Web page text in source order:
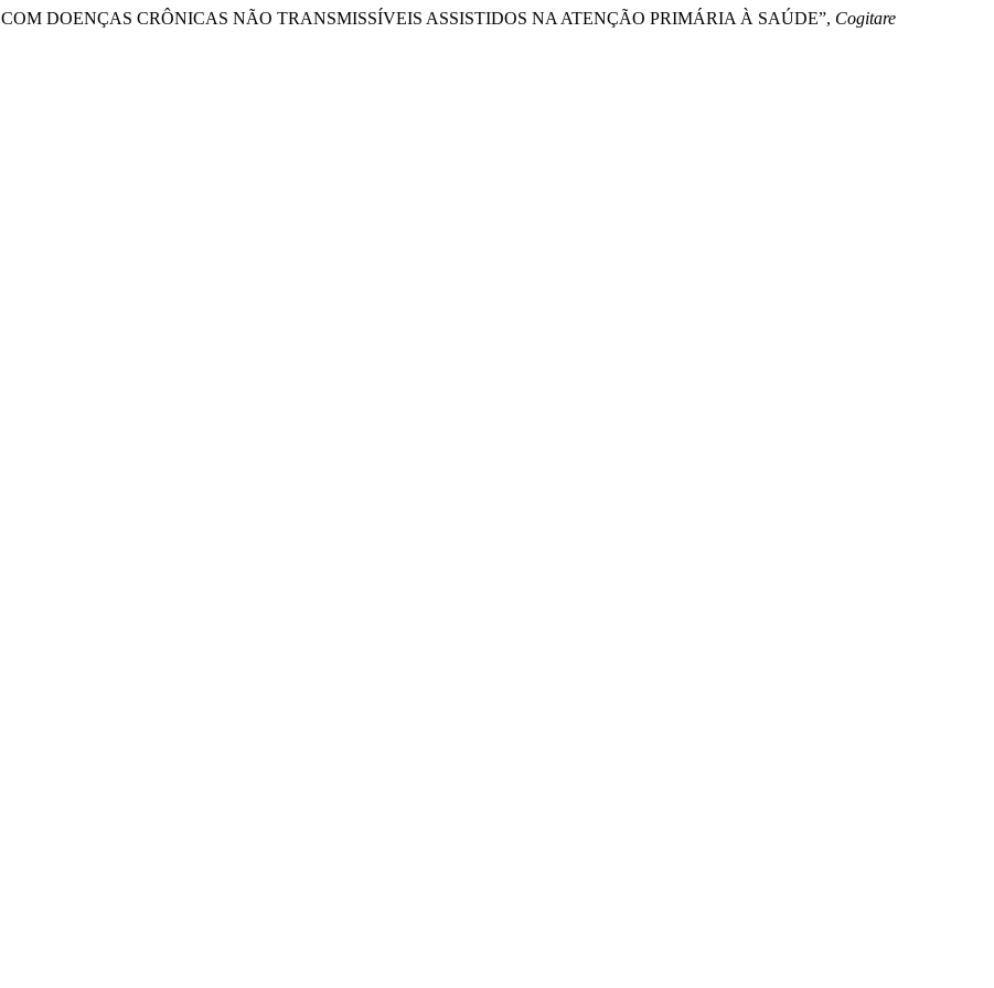
DOENÇAS CRÔNICAS NÃO TRANSMISSÍVEIS ASSISTIDOS NA ATENÇÃO PRIMÁRIA À SAÚDE”, Cogitare